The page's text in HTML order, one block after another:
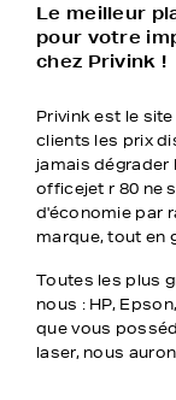
Le meilleur
pour votre
chez Privink !
Privink est le
clients les prix
jamais dégrader
officejet r 80 ne
d'économie par
marque, tout en
Toutes les plus
nous : HP,
que vous
laser, nous